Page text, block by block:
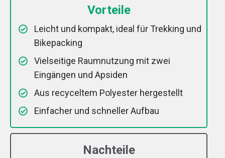
Vorteile
Leicht und kompakt, ideal für Trekking und
Bikepacking
Vielseitige Raumnutzung mit zwei
Eingängen und Apsiden
Aus recyceltem Polyester hergestellt
Einfacher und schneller Aufbau
Nachteile